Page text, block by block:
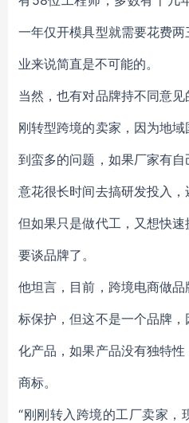
一年仅开模具型就需要花费
业来说简直是不可能的。
当然，也有对品牌持不同意
刚转型跨境的卖家，因为地
到蛮多的问题，如果厂家有
意花很长时间去搞研发投入，
但如果只是做代工，又想快
要谈品牌了。
他坦言，目前，跨境电商做
标保护，但这不是一个品牌
化产品，如果产品没有独特
商标。
“刚刚转入跨境的工厂卖家，